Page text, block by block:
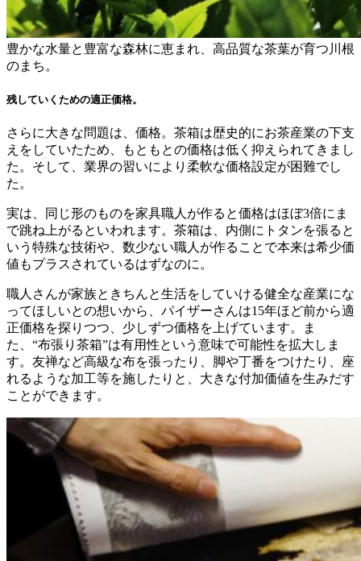
豊かな水量と豊富な森林に恵まれ、高品質な茶葉が育つ川根
のまち。
残していくための適正価格。
さらに大きな問題は、価格。茶箱は歴史的にお茶産業の下支
えをしていたため、もともとの価格は低く抑えられてきまし
た。そして、業界の習いにより柔軟な価格設定が困難でし
た。
実は、同じ形のものを家具職人が作ると価格はほぼ3倍にま
で跳ね上がるといわれます。茶箱は、内側にトタンを張ると
いう特殊な技術や、数少ない職人が作ることで本来は希少価
値もプラスされているはずなのに。
職人さんが家族ときちんと生活をしていける健全な産業にな
ってほしいとの想いから、パイザーさんは15年ほど前から適
正価格を探りつつ、少しずつ価格を上げています。ま
た、“布張り茶箱”は有用性という意味で可能性を拡大しま
す。友禅など高級な布を張ったり、脚や丁番をつけたり、座
れるような加工等を施したりと、大きな付加価値を生みだす
ことができます。